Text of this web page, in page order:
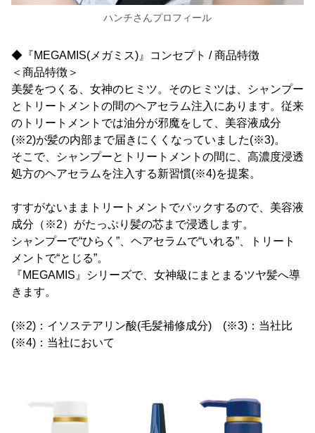
ハンチさんプロフィール
◆『MEGAMIS(メガミス)』コンセプト / 商品特徴
＜商品特徴＞
美髪をつくる、女神のヒミツ。そのヒミツは、シャンプー
とトリートメントの間のヘアセラム注入にあります。従来
のトリートメントでは油分が邪魔をして、美容液成分
(※2)が髪の内部まで届きにくくなっていました(※3)。
そこで、シャンプーとトリートメントの間に、高濃度浸透
処方のヘアセラムを注入する新習慣(※4)を提案。
すすがないままトリートメントでパックするので、美容液
成分（※2）がたっぷり髪の芯まで浸透します。
シャンプーで“ひらく”、ヘアセラムで“いれる”、トリート
メントで“とじる”。
『MEGAMIS』シリーズで、女神級にまとまるツヤ髪へ導
きます。
(※2)：イソステアリン酸(毛髪補修成分) (※3)：当社比
(※4)：当社において